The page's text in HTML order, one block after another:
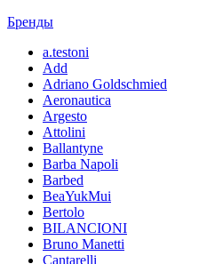
Бренды
a.testoni
Add
Adriano Goldschmied
Aeronautica
Argesto
Attolini
Ballantyne
Barba Napoli
Barbed
BeaYukMui
Bertolo
BILANCIONI
Bruno Manetti
Cantarelli